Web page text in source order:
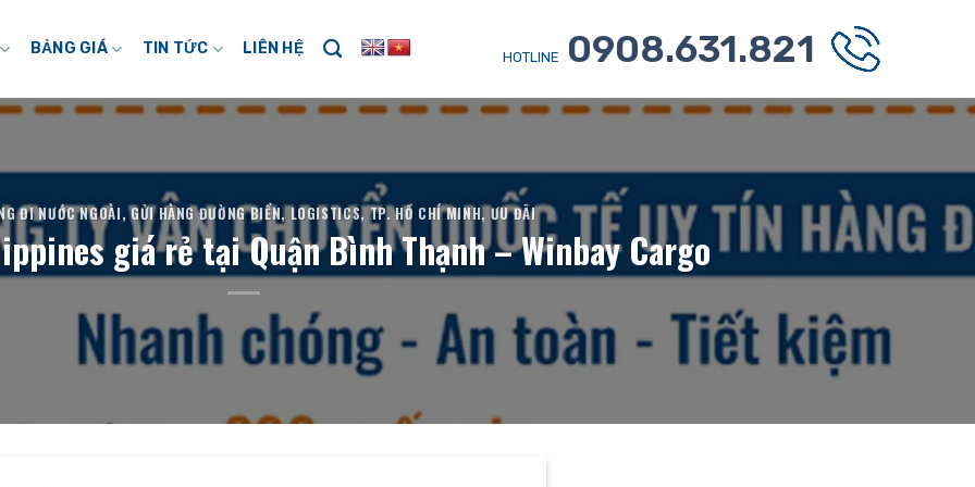
BẢNG GIÁ TIN TỨC LIÊN HỆ HOTLINE 0908.631.821
ĐI NƯỚC NGOÀI,GỬI HÀNG ĐƯỜNG BIỂN, LOGISTICS, TP. HỒ CHÍ MINH, ƯU ĐÃI
giá rẻ tại Quận Bình Thạnh – Winbay Cargo